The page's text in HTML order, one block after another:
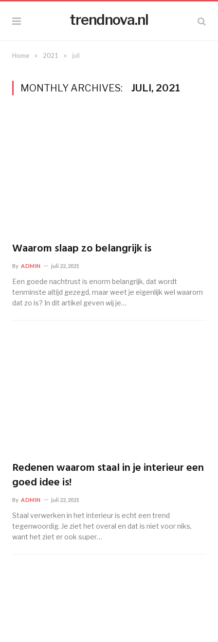
trendnova.nl
Home » 2021 » juli
MONTHLY ARCHIVES: JULI, 2021
Waarom slaap zo belangrijk is
By ADMIN juli 22, 2021
Een goede nachtrust is enorm belangrijk, dat wordt
tenminste altijd gezegd, maar weet je eigenlijk wel waarom
dat zo is? In dit artikel geven wij je…
Redenen waarom staal in je interieur een
goed idee is!
By ADMIN juli 22, 2021
Staal verwerken in het interieur is echt een trend
tegenwoordig. Je ziet het overal en dat is niet voor niks,
want het ziet er ook super…